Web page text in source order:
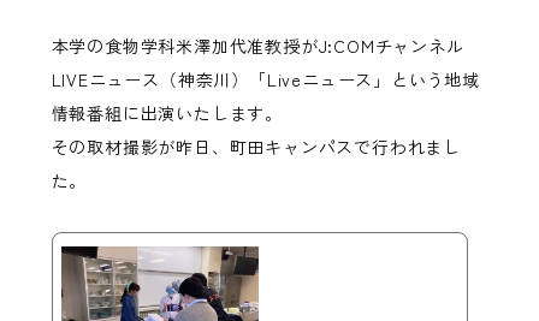
本学の食物学科米澤加代准教授がJ:COMチャンネル
LIVEニュース（神奈川）「Liveニュース」という地域
情報番組に出演いたします。
その取材撮影が昨日、町田キャンパスで行われまし
た。